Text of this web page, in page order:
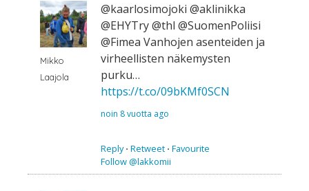
Mikko
Laajola
@kaarlosimojoki @aklinikka
@EHYTry @thl @SuomenPoliisi
@Fimea Vanhojen asenteiden ja
virheellisten näkemysten
purku…
https://t.co/09bKMf0SCN
noin 8 vuotta ago
Reply⋅ Retweet ⋅ Favourite
Follow @lakkomii